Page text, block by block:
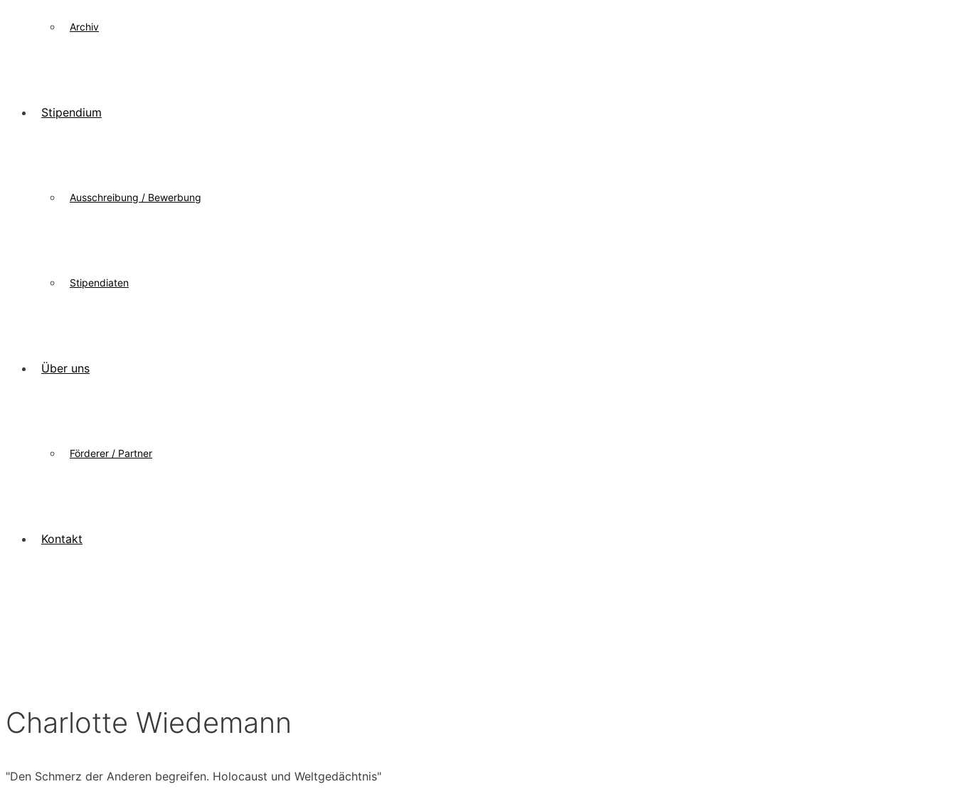
Archiv
Stipendium
Ausschreibung / Bewerbung
Stipendiaten
Über uns
Förderer / Partner
Kontakt
Charlotte Wiedemann
"Den Schmerz der Anderen begreifen. Holocaust und Weltgedächtnis"